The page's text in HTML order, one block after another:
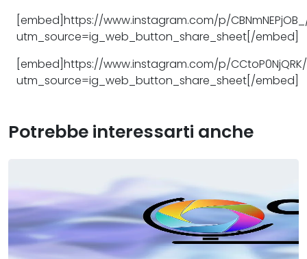
[embed]https://www.instagram.com/p/
utm_source=ig_web_button_share_sheet[/embed]
[embed]https://www.instagram.com/p/
utm_source=ig_web_button_share_sheet[/embed]
Potrebbe interessarti anche